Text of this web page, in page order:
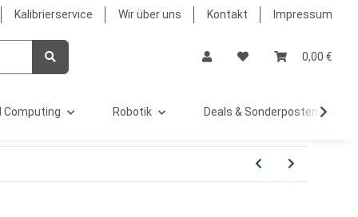
Kalibrierservice Wir über uns Kontakt Impressum
0,00 €
Computing Robotik Deals & Sonderposten %